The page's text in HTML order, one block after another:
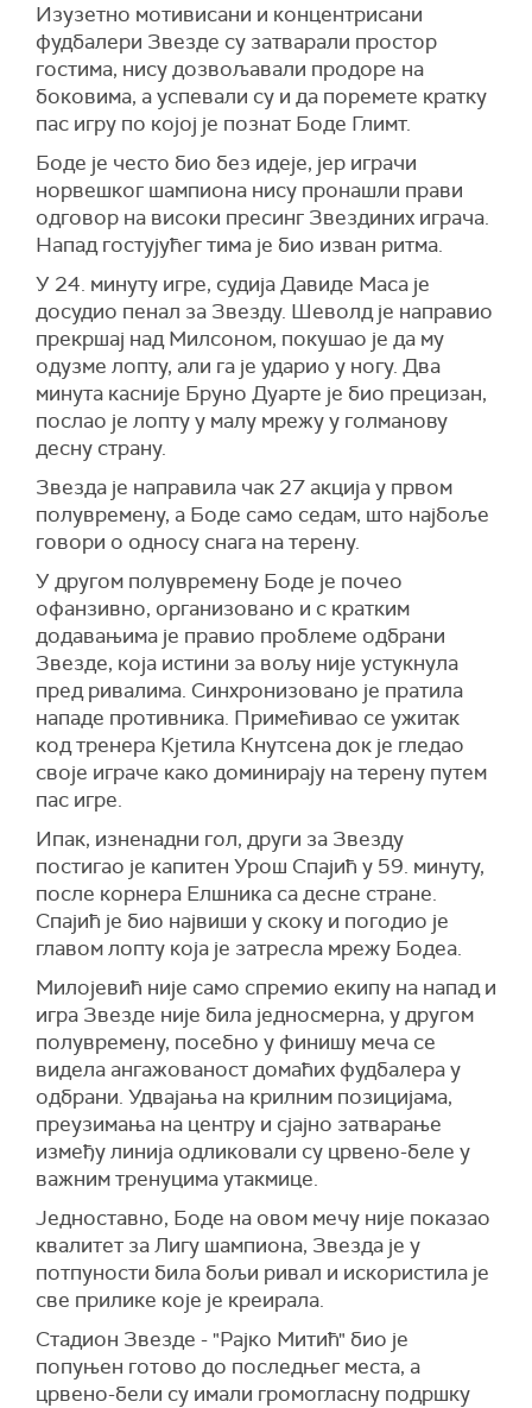
Изузетно мотивисани и концентрисани
фудбалери Звезде су затварали простор
гостима, нису дозвољавали продоре на
боковима, а успевали су и да поремете кратку
пас игру по којој је познат Боде Глимт.
Боде је често био без идеје, јер играчи
норвешког шампиона нису пронашли прави
одговор на високи пресинг Звездиних играча.
Напад гостујућег тима је био изван ритма.
У 24. минуту игре, судија Давиде Маса је
досудио пенал за Звезду. Шеволд је направио
прекршај над Милсоном, покушао је да му
одузме лопту, али га је ударио у ногу. Два
минута касније Бруно Дуарте је био прецизан,
послао је лопту у малу мрежу у голманову
десну страну.
Звезда је направила чак 27 акција у првом
полувремену, а Боде само седам, што најбоље
говори о односу снага на терену.
У другом полувремену Боде је почео
офанзивно, организовано и с кратким
додавањима је правио проблеме одбрани
Звезде, која истини за вољу није устукнула
пред ривалима. Синхронизовано је пратила
нападе противника. Примећивао се ужитак
код тренера Кјетила Кнутсена док је гледао
своје играче како доминирају на терену путем
пас игре.
Ипак, изненадни гол, други за Звезду
постигао је капитен Урош Спајић у 59. минуту,
после корнера Елшника са десне стране.
Спајић је био највиши у скоку и погодио је
главом лопту која је затресла мрежу Бодеа.
Милојевић није само спремио екипу на напад и
игра Звезде није била једносмерна, у другом
полувремену, посебно у финишу меча се
видела ангажованост домаћих фудбалера у
одбрани. Удвајања на крилним позицијама,
преузимања на центру и сјајно затварање
између линија одликовали су црвено-беле у
важним тренуцима утакмице.
Једноставно, Боде на овом мечу није показао
квалитет за Лигу шампиона, Звезда је у
потпуности била бољи ривал и искористила је
све прилике које је креирала.
Стадион Звезде - "Рајко Митић" био је
попуњен готово до последњег места, а
црвено-бели су имали громогласну подршку